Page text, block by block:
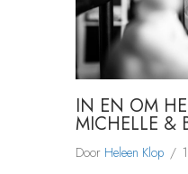
IN EN OM
MICHELLE &
Door Heleen Klop /